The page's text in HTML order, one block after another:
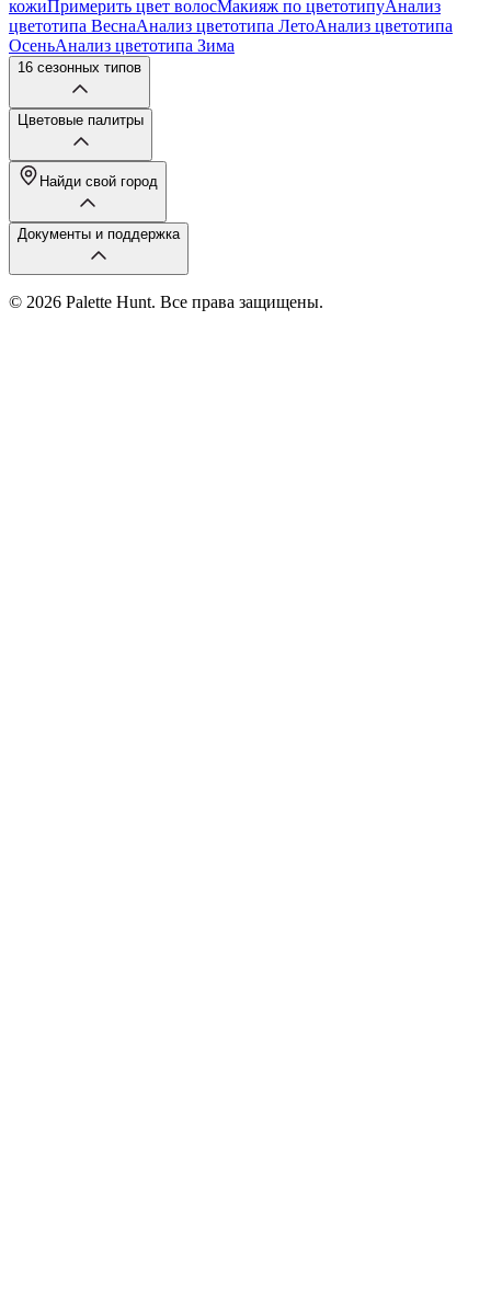
кожиПримерить цвет волосМакияж по цветотипуАнализ
цветотипа ВеснаАнализ цветотипа ЛетоАнализ цветотипа
ОсеньАнализ цветотипа Зима
16 сезонных типов
Цветовые палитры
Найди свой город
Документы и поддержка
© 2026 Palette Hunt. Все права защищены.